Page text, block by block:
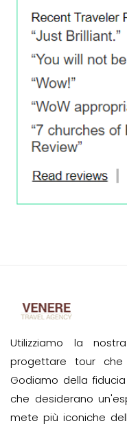
Utilizziamo la
progettare tour che
Godiamo della
che desiderano
mete più iconiche